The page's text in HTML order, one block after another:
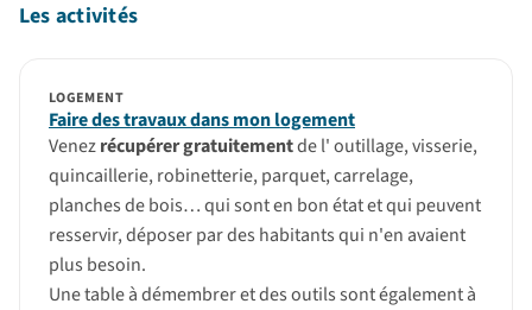
Les activités
Faire des travaux dans mon logement
LOGEMENT
Venezrécupérer gratuitementde l' outillage, visserie,
quincaillerie, robinetterie, parquet, carrelage,
planches de bois… qui sont en bon état et qui peuvent
resservir, déposer par des habitants qui n'en avaient
plus besoin.
Une table à démembrer et des outils sont également à